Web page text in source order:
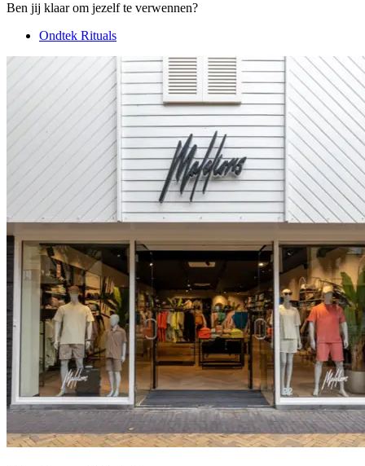
Ben jij klaar om jezelf te verwennen?
Ondtek Rituals